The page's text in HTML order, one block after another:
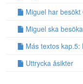
Miguel har
Miguel ska
Más textos kap.5:
Uttrycka åsikter